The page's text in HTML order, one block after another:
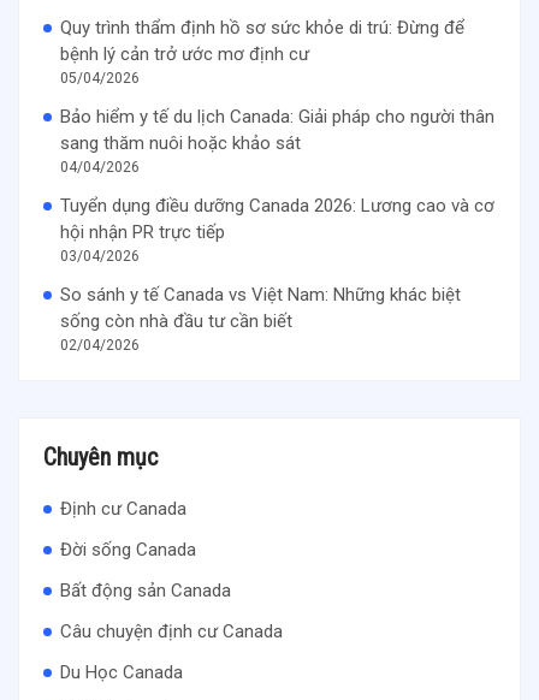
Quy trình thẩm định hồ sơ sức khỏe di trú: Đừng để
bệnh lý cản trở ước mơ định cư
05/04/2026
Bảo hiểm y tế du lịch Canada: Giải pháp cho người thân
sang thăm nuôi hoặc khảo sát
04/04/2026
Tuyển dụng điều dưỡng Canada 2026: Lương cao và cơ
hội nhận PR trực tiếp
03/04/2026
So sánh y tế Canada vs Việt Nam: Những khác biệt
sống còn nhà đầu tư cần biết
02/04/2026
Chuyên mục
Định cư Canada
Đời sống Canada
Bất động sản Canada
Câu chuyện định cư Canada
Du Học Canada